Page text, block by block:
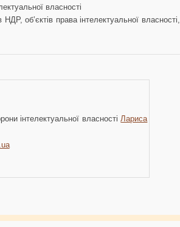
власності
об’єктів права інтелектуальної власності,
інтелектуальної власностіЛариса